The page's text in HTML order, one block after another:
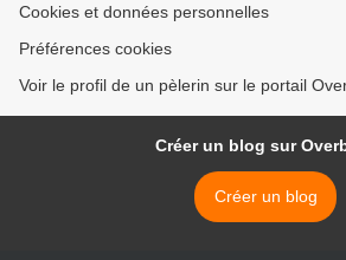
Cookies et données personnelles
Préférences cookies
Voir le profil de un pèlerin sur le portail
Créer un blog sur
Créer un blog